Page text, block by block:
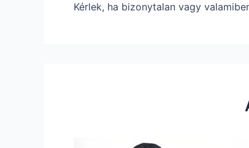
Kérlek, ha bizonytalan vagy